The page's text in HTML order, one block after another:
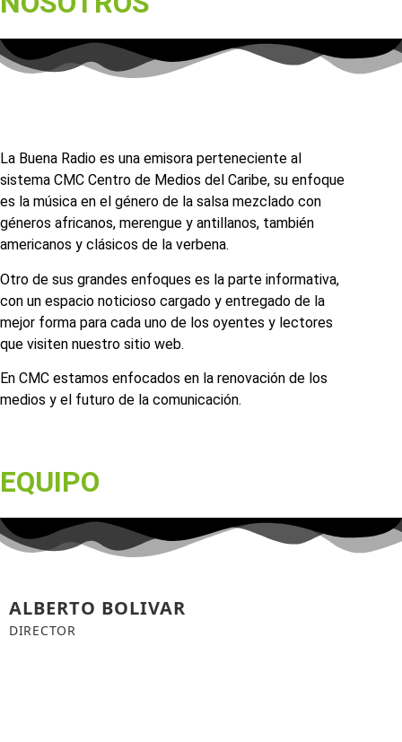
La Buena Radio es una emisora perteneciente al
sistema CMC Centro de Medios del Caribe, su enfoque
es la música en el género de la salsa mezclado con
géneros africanos, merengue y antillanos, también
americanos y clásicos de la verbena.
Otro de sus grandes enfoques es la parte informativa,
con un espacio noticioso cargado y entregado de la
mejor forma para cada uno de los oyentes y lectores
que visiten nuestro sitio web.
En CMC estamos enfocados en la renovación de los
medios y el futuro de la comunicación.
EQUIPO
ALBERTO BOLIVAR
DIRECTOR